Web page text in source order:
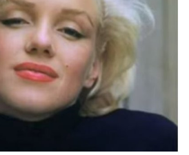
błyskotliwe i sprytne, a
że obronną ręką wychodzą
Łatwo zdobywają
najdrobniejsze szczegóły,
oszukać. To wymagający
nie zadowoli dialog o
niezwykłą inteligencją i
wiedzy.